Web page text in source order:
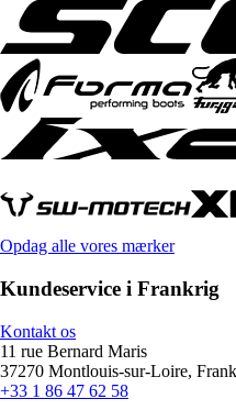
Opdag alle vores mærker
Kundeservice i Frankrig
Kontakt os
11 rue Bernard Maris
37270 Montlouis-sur-Loire,
+33 1 86 47 62 58